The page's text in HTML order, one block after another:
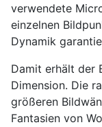
verwendete
einzelnen
Dynamik
Damit erhält der
Dimension. Die
größeren
Fantasien von